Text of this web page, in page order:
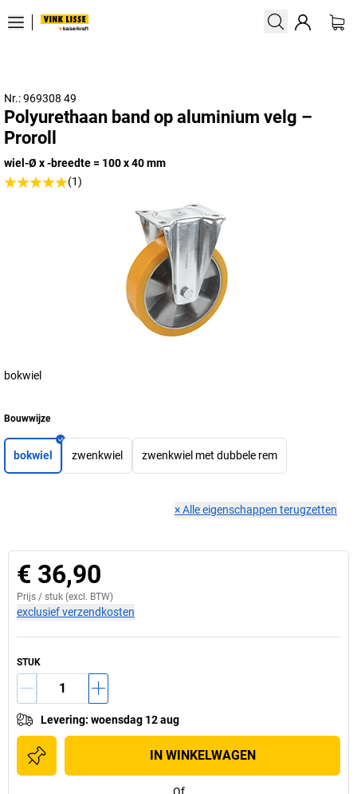
Nr.: 969308 49
Polyurethaan band op aluminium velg –
Proroll
wiel-Ø x -breedte = 100 x 40 mm
(1)
bokwiel
Bouwwijze
bokwiel zwenkwiel zwenkwiel met dubbele rem
×Alle eigenschappen terugzetten
€ 36,90
Prijs / stuk (excl. BTW)
exclusief verzendkosten
STUK
Levering: woensdag 12 aug
IN WINKELWAGEN
Of